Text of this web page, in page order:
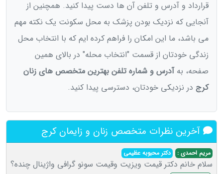
قرارداد و آدرس و تلفن آن ها دست پیدا کنید. همچنین از
آنجایی که نزدیک بودن پزشک به محل سکونت یک نکته مهم
می باشد، ما این امکان را فراهم کرده ایم که با انتخاب محل
زندگی خودتان از قسمت "انتخاب محله" در بالای همین
صفحه، بهآدرس و شماره تلفن بهترین متخصص های زنان
کرج در نزدیکی خودتان، دسترسی پیدا کنید.
آخرین نظرات متخصص زنان و زایمان کرج
مریم احمدی : دکتر محبوبه عظیمی
سلام خانم دکتر قیمت ویزیت وقیمت سونو گرافی واژینال چنده؟